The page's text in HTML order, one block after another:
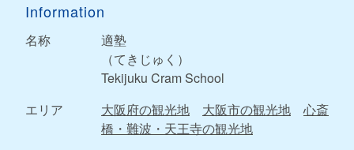
Information
名称
適塾
（てきじゅく）
Tekijuku Cram School
エリア
大阪府の観光地 大阪市の観光地
心斎
橋・難波・天王寺の観光地